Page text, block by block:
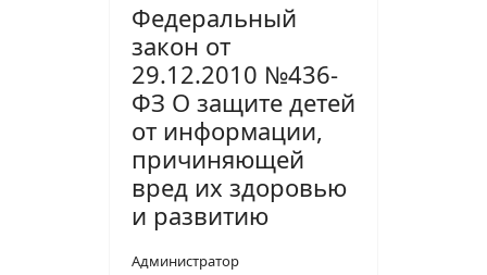
Федеральный
закон от
29.12.2010 №436-
ФЗ О защите детей
от информации,
причиняющей
вред их здоровью
и развитию
Администратор